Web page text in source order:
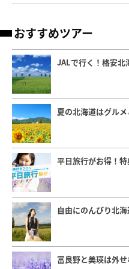
おすすめツアー
JALで行く！格安北
夏の北海道はグル
平日旅行がお得！
自由にのんびり北
富良野と美瑛は外